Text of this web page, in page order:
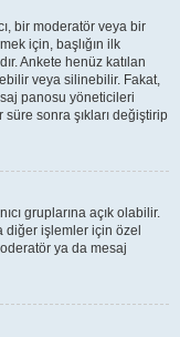
bir moderatör veya bir
için, başlığın ilk
Ankete henüz katılan
veya silinebilir. Fakat,
panosu yöneticileri
sonra şıkları değiştirip
gruplarına açık olabilir.
diğer işlemler için özel
ya da mesaj